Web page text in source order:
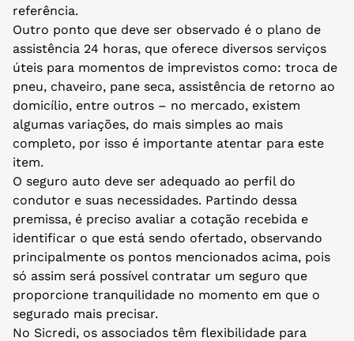
referência.
Outro ponto que deve ser observado é o plano de
assistência 24 horas, que oferece diversos serviços
úteis para momentos de imprevistos como: troca de
pneu, chaveiro, pane seca, assistência de retorno ao
domicílio, entre outros – no mercado, existem
algumas variações, do mais simples ao mais
completo, por isso é importante atentar para este
item.
O seguro auto deve ser adequado ao perfil do
condutor e suas necessidades. Partindo dessa
premissa, é preciso avaliar a cotação recebida e
identificar o que está sendo ofertado, observando
principalmente os pontos mencionados acima, pois
só assim será possível contratar um seguro que
proporcione tranquilidade no momento em que o
segurado mais precisar.
No Sicredi, os associados têm flexibilidade para